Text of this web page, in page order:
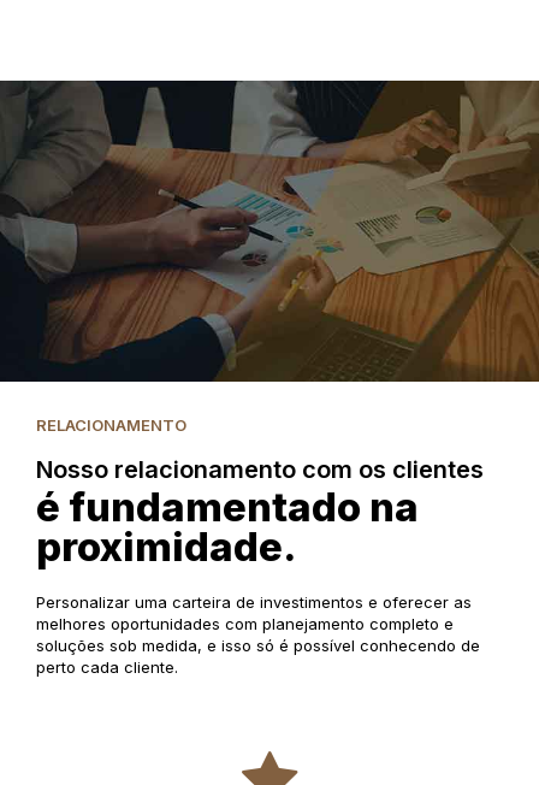
RELACIONAMENTO
Nosso relacionamento com os clientes
é fundamentado na
proximidade.
Personalizar uma carteira de investimentos e oferecer as
melhores oportunidades com planejamento completo e
soluções sob medida, e isso só é possível conhecendo de
perto cada cliente.